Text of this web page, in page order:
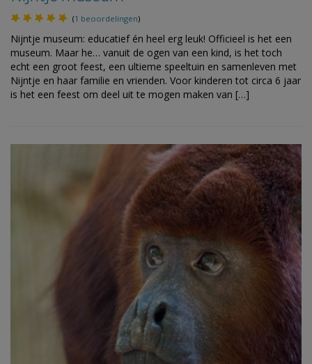
(1 beoordelingen)
Nijntje museum: educatief én heel erg leuk! Officieel is het een
museum. Maar he… vanuit de ogen van een kind, is het toch
echt een groot feest, een ultieme speeltuin en samenleven met
Nijntje en haar familie en vrienden. Voor kinderen tot circa 6 jaar
is het een feest om deel uit te mogen maken van […]